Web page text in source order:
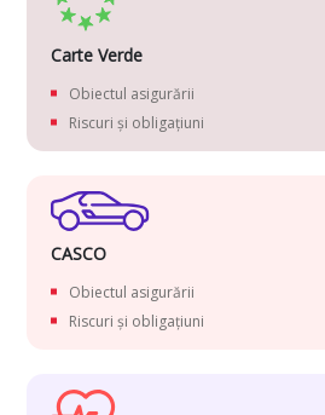
Carte Verde
Obiectul asigurării
Riscuri și obligațiuni
CASCO
Obiectul asigurării
Riscuri și obligațiuni